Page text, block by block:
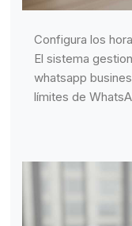
Configura los
El sistema
whatsapp
límites de